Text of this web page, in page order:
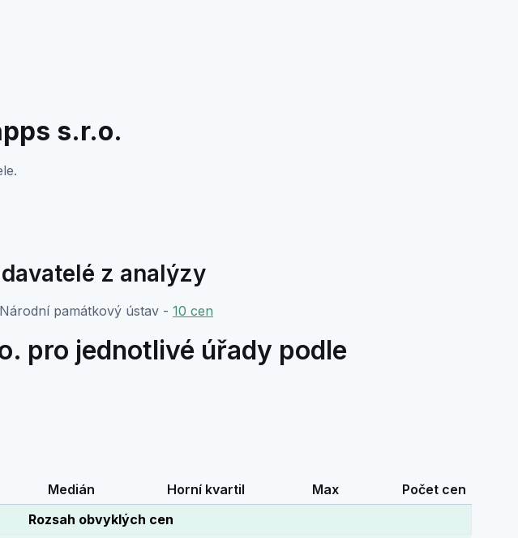
s.r.o.
z analýzy
Národní památkový ústav - 10 cen
pro jednotlivé úřady podle
Medián Horní kvartil Max
Počet cen
Rozsah obvyklých cen